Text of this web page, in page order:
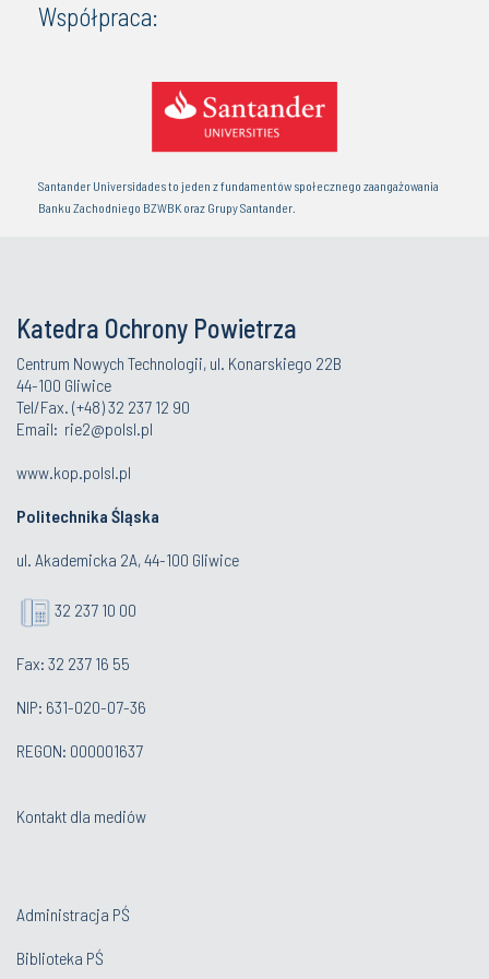
Współpraca:
Santander Universidades to jeden z fundamentów społecznego zaangażowania
Banku Zachodniego BZWBK oraz Grupy Santander.
Katedra Ochrony Powietrza
Centrum Nowych Technologii, ul. Konarskiego 22B
44-100 Gliwice
Tel/Fax. (+48) 32 237 12 90
Email: rie2@polsl.pl
www.kop.polsl.pl
Politechnika Śląska
ul. Akademicka 2A, 44-100 Gliwice
32 237 10 00
Fax: 32 237 16 55
NIP: 631-020-07-36
REGON: 000001637
Kontakt dla mediów
Administracja PŚ
Biblioteka PŚ